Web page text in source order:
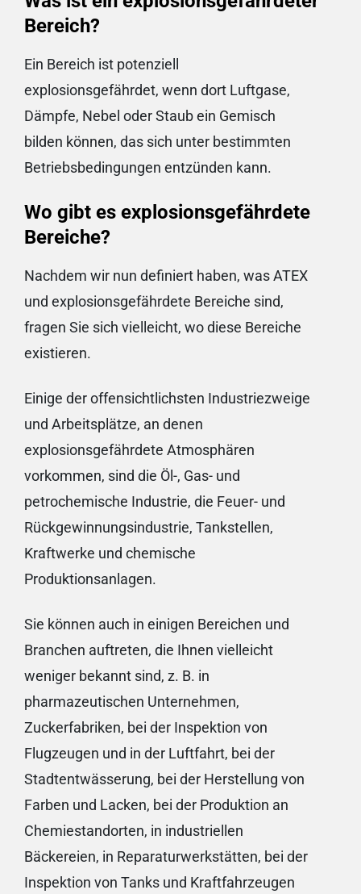
Bereich?
Ein Bereich ist potenziell
explosionsgefährdet, wenn dort Luftgase,
Dämpfe, Nebel oder Staub ein Gemisch
bilden können, das sich unter bestimmten
Betriebsbedingungen entzünden kann.
Wo gibt es explosionsgefährdete
Bereiche?
Nachdem wir nun definiert haben, was ATEX
und explosionsgefährdete Bereiche sind,
fragen Sie sich vielleicht, wo diese Bereiche
existieren.
Einige der offensichtlichsten Industriezweige
und Arbeitsplätze, an denen
explosionsgefährdete Atmosphären
vorkommen, sind die Öl-, Gas- und
petrochemische Industrie, die Feuer- und
Rückgewinnungsindustrie, Tankstellen,
Kraftwerke und chemische
Produktionsanlagen.
Sie können auch in einigen Bereichen und
Branchen auftreten, die Ihnen vielleicht
weniger bekannt sind, z. B. in
pharmazeutischen Unternehmen,
Zuckerfabriken, bei der Inspektion von
Flugzeugen und in der Luftfahrt, bei der
Stadtentwässerung, bei der Herstellung von
Farben und Lacken, bei der Produktion an
Chemiestandorten, in industriellen
Bäckereien, in Reparaturwerkstätten, bei der
Inspektion von Tanks und Kraftfahrzeugen